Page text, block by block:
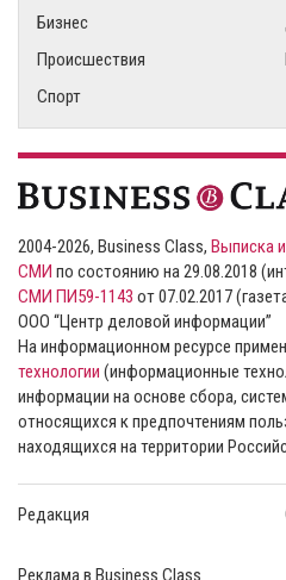
Бизнес
Происшествия
Спорт
2004-2026, Business Class, Выписка
СМИ по состоянию на 29.08.2018
СМИ ПИ59-1143 от 07.02.2017
ООО “Центр деловой информации”
На информационном ресурсе
технологии (информационные
информации на основе сбора,
относящихся к предпочтениям
находящихся на территории
Редакция
Реклама в Business Class